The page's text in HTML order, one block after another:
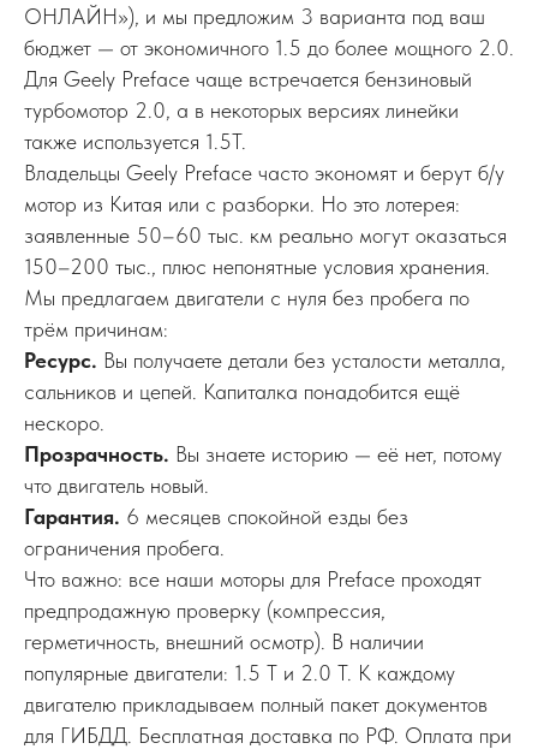
ОНЛАЙН»), и мы предложим 3 варианта под ваш
бюджет — от экономичного 1.5 до более мощного 2.0.
Для Geely Preface чаще встречается бензиновый
турбомотор 2.0, а в некоторых версиях линейки
также используется 1.5T.
Владельцы Geely Preface часто экономят и берут б/у
мотор из Китая или с разборки. Но это лотерея:
заявленные 50–60 тыс. км реально могут оказаться
150–200 тыс., плюс непонятные условия хранения.
Мы предлагаем двигатели с нуля без пробега по
трём причинам:
Ресурс. Вы получаете детали без усталости металла,
сальников и цепей. Капиталка понадобится ещё
нескоро.
Прозрачность. Вы знаете историю — её нет, потому
что двигатель новый.
Гарантия. 6 месяцев спокойной езды без
ограничения пробега.
Что важно: все наши моторы для Preface проходят
предпродажную проверку (компрессия,
герметичность, внешний осмотр). В наличии
популярные двигатели: 1.5 T и 2.0 T. К каждому
двигателю прикладываем полный пакет документов
для ГИБДД. Бесплатная доставка по РФ. Оплата при